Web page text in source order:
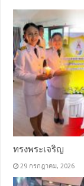
ทรงพระเจริญ
29 กรกฎาคม, 2026